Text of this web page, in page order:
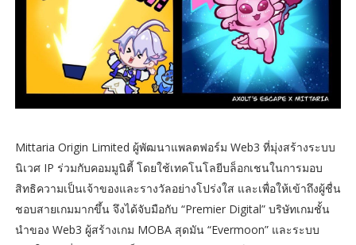
Mittaria Origin Limited ผู้พัฒนาแพลตฟอร์ม Web3 ที่มุ่งสร้างระบบ
นิเวศ IP ร่วมกับคอมมูนิตี้ โดยใช้เทคโนโลยีบล็อกเชนในการมอบ
สิทธิความเป็นเจ้าของและรางวัลอย่างโปร่งใส และเพื่อให้เข้าถึงผู้ชื่น
ชอบสายเกมมากขึ้น จึงได้จับมือกับ “Premier Digital” บริษัทเกมชั้น
นำของ Web3 ผู้สร้างเกม MOBA สุดมัน “Evermoon” และระบบ